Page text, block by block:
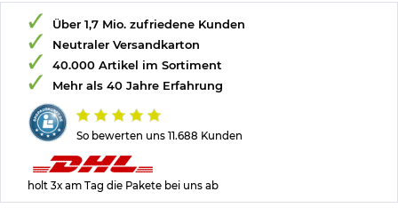
So bewerten uns 11.688 Kunden
Über 1,7 Mio. zufriedene Kunden
Neutraler Versandkarton
40.000 Artikel im Sortiment
Mehr als 40 Jahre Erfahrung
holt 3x am Tag die Pakete bei uns ab